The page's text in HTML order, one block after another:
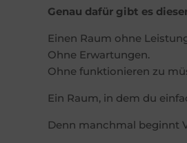
Genau dafür gibt es
Einen Raum ohne
Ohne Erwartungen.
Ohne funktionieren zu
Ein Raum, in dem du
Denn manchmal beginnt